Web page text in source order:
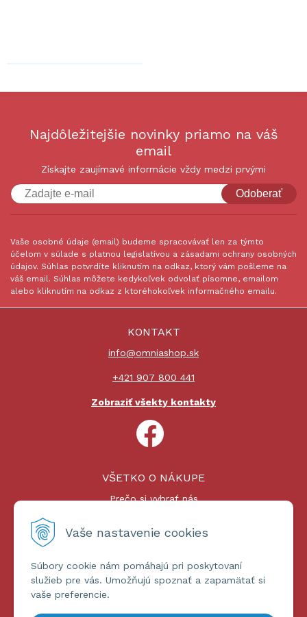
Vaše nastavenie cookies
Súbory cookie nám pomáhajú pri poskytovaní
služieb pre vás. Umožňujú spoznať a zapamätať si
vaše preferencie.
Najdôležitejšie novinky priamo na váš
email
Získajte zaujímavé informácie vždy medzi prvými
Odoberať
Vaše osobné údaje (email) budeme spracovávať len za týmto
účelom v súlade s platnou legislatívou a zásadami ochrany osobných
údajov. Súhlas potvrdíte kliknutím na odkaz, ktorý vám pošleme na
váš email. Súhlas môžete kedykoľvek odvolať písomne, emailom
alebo kliknutím na odkaz z ktoréhokoľvek informačného emailu.
KONTAKT
info@omniashop.sk
+421 907 800 441
Zobraziť všekty kontakty
VŠETKO O NÁKUPE
Prečo si vybrať nás
Platby a doprava
ĎALŠIE INFORMÁCIE